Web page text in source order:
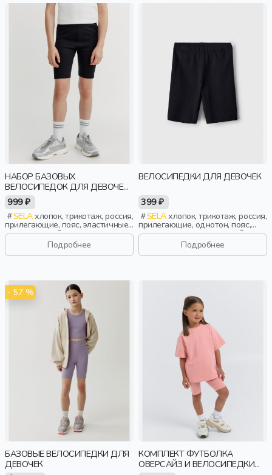
НАБОР БАЗОВЫХ
ВЕЛОСИПЕДОК ДЛЯ ДЕВОЧЕК,
2 ШТ.
999 ₽
SELAхлопок, трикотаж, россия,
прилегающие, пояс, эластичные,
повседневный, спорт, девочки,
Подробнее
ВЕЛОСИПЕДКИ ДЛЯ ДЕВОЧЕК
399 ₽
SELAхлопок, трикотаж, россия,
прилегающие, однотон, пояс,
эластичные, повседневный,
девочки, детиПодробнее
- 57 %
БАЗОВЫЕ ВЕЛОСИПЕДКИ ДЛЯ
ДЕВОЧЕК
КОМПЛЕКТ ФУТБОЛКА
ОВЕРСАЙЗ И ВЕЛОСИПЕДКИ